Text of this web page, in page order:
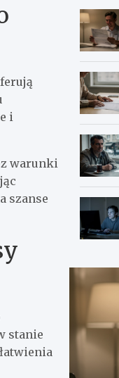
i
warunki
szanse
stanie